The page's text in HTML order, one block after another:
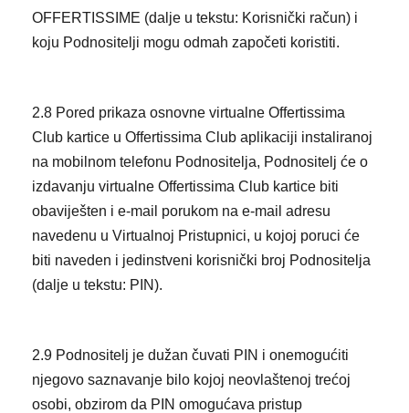
OFFERTISSIME (dalje u tekstu: Korisnički račun) i
koju Podnositelji mogu odmah započeti koristiti.
2.8 Pored prikaza osnovne virtualne Offertissima
Club kartice u Offertissima Club aplikaciji instaliranoj
na mobilnom telefonu Podnositelja, Podnositelj će o
izdavanju virtualne Offertissima Club kartice biti
obaviješten i e-mail porukom na e-mail adresu
navedenu u Virtualnoj Pristupnici, u kojoj poruci će
biti naveden i jedinstveni korisnički broj Podnositelja
(dalje u tekstu: PIN).
2.9 Podnositelj je dužan čuvati PIN i onemogućiti
njegovo saznavanje bilo kojoj neovlaštenoj trećoj
osobi, obzirom da PIN omogućava pristup